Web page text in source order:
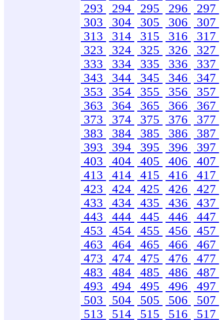
293
294 295 296
297
303
304 305 306
307
313
314 315 316
317
323
324 325 326
327
333
334 335 336
337
343
344 345 346
347
353
354 355 356
357
363
364 365 366
367
373
374 375 376
377
383
384 385 386
387
393
394 395 396
397
403
404 405 406
407
413
414 415 416
417
423
424 425 426
427
433
434 435 436
437
443
444 445 446
447
453
454 455 456
457
463
464 465 466
467
473
474 475 476
477
483
484 485 486
487
493
494 495 496
497
503
504 505 506
507
513
514 515 516
517